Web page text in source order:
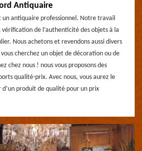
Antiquaire
un antiquaire professionnel. Notre travail
de l’authenticité des objets à la
Nous achetons et revendons aussi divers
cherchez un objet de décoration ou de
chez nous ! nous vous proposons des
qualité-prix. Avec nous, vous aurez le
produit de qualité pour un prix